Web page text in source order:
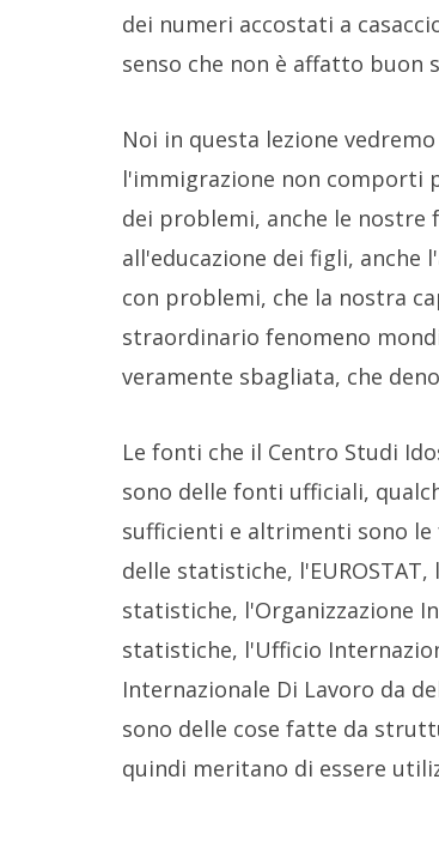
dei numeri accostati a
senso che non è affatto buon
Noi in questa lezione
l'immigrazione non comporti
dei problemi, anche le
all'educazione dei figli,
con problemi, che la nostra
straordinario fenomeno
veramente sbagliata, che
Le fonti che il Centro Studi
sono delle fonti ufficiali,
sufficienti e altrimenti sono
delle statistiche,
statistiche, l'Organizzazione
statistiche, l'Ufficio
Internazionale Di Lavoro da
sono delle cose fatte da
quindi meritano di essere